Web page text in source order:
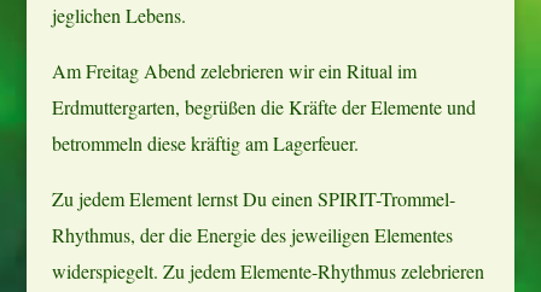
jeglichen Lebens.
Am Freitag Abend zelebrieren wir ein Ritual im
Erdmuttergarten, begrüßen die Kräfte der Elemente und
betrommeln diese kräftig am Lagerfeuer.
Zu jedem Element lernst Du einen SPIRIT-Trommel-
Rhythmus, der die Energie des jeweiligen Elementes
widerspiegelt. Zu jedem Elemente-Rhythmus zelebrieren